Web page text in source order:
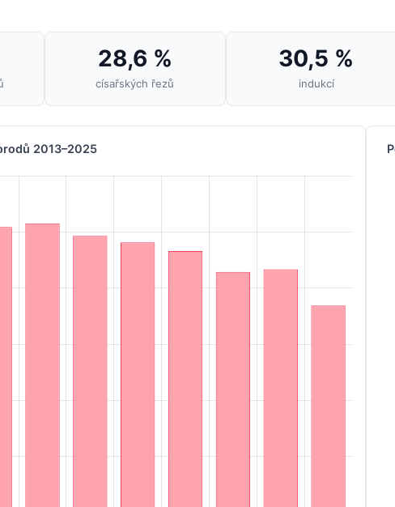
28,6 %
císařských řezů
30,5 %
indukcí
2013–2025